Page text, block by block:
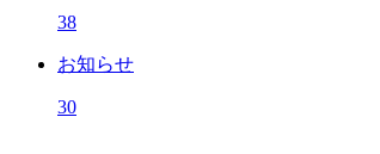
38
お知らせ
30